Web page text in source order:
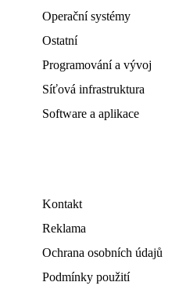
Operační systémy
Ostatní
Programování a vývoj
Síťová infrastruktura
Software a aplikace
Kontakt
Reklama
Ochrana osobních údajů
Podmínky použití